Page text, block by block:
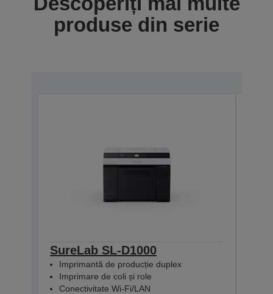
produse din serie
SureLab SL-D1000
Imprimantă de producție duplex
Imprimare de coli și role
Conectivitate Wi-Fi/LAN